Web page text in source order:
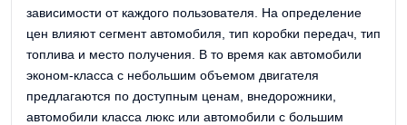
зависимости от каждого пользователя. На определение
цен влияют сегмент автомобиля, тип коробки передач, тип
топлива и место получения. В то время как автомобили
эконом-класса с небольшим объемом двигателя
предлагаются по доступным ценам, внедорожники,
автомобили класса люкс или автомобили с большим